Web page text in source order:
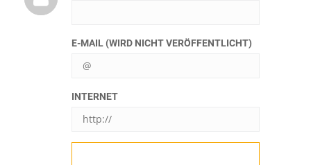
E-MAIL (WIRD NICHT VERÖFFENTLICHT)
INTERNET